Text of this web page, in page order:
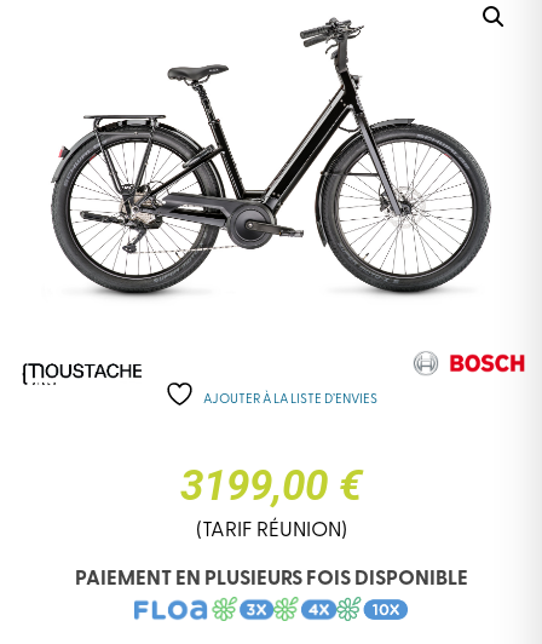
AJOUTER À LA LISTE D’ENVIES
3199,00 €
(TARIF RÉUNION)
PAIEMENT EN PLUSIEURS FOIS DISPONIBLE